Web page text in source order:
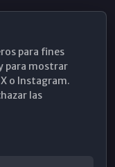
para fines
para mostrar
o Instagram.
las